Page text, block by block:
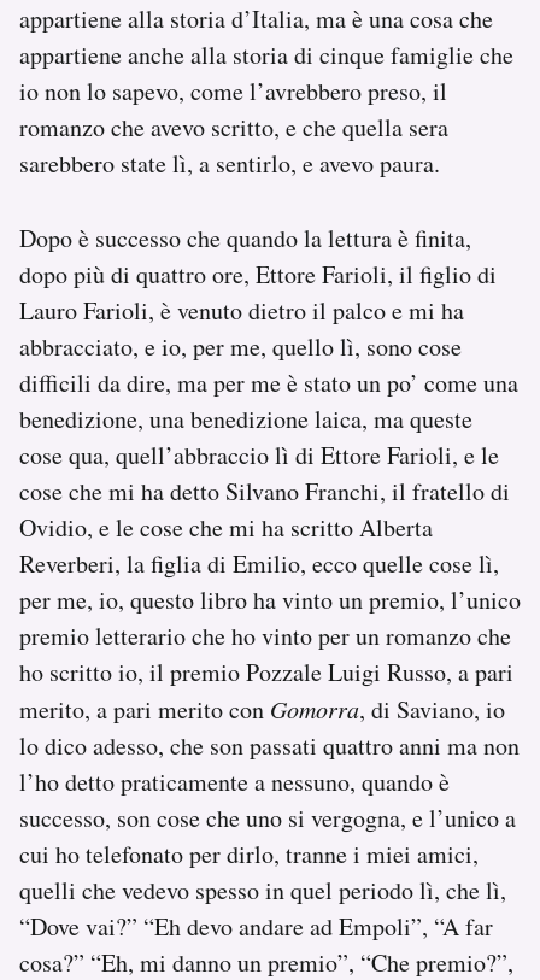
appartiene alla storia d’Italia, ma è una cosa che
appartiene anche alla storia di cinque famiglie che
io non lo sapevo, come l’avrebbero preso, il
romanzo che avevo scritto, e che quella sera
sarebbero state lì, a sentirlo, e avevo paura.
Dopo è successo che quando la lettura è finita,
dopo più di quattro ore, Ettore Farioli, il figlio di
Lauro Farioli, è venuto dietro il palco e mi ha
abbracciato, e io, per me, quello lì, sono cose
difficili da dire, ma per me è stato un po’ come una
benedizione, una benedizione laica, ma queste
cose qua, quell’abbraccio lì di Ettore Farioli, e le
cose che mi ha detto Silvano Franchi, il fratello di
Ovidio, e le cose che mi ha scritto Alberta
Reverberi, la figlia di Emilio, ecco quelle cose lì,
per me, io, questo libro ha vinto un premio, l’unico
premio letterario che ho vinto per un romanzo che
ho scritto io, il premio Pozzale Luigi Russo, a pari
merito, a pari merito con Gomorra, di Saviano, io
lo dico adesso, che son passati quattro anni ma non
l’ho detto praticamente a nessuno, quando è
successo, son cose che uno si vergogna, e l’unico a
cui ho telefonato per dirlo, tranne i miei amici,
quelli che vedevo spesso in quel periodo lì, che lì,
“Dove vai?” “Eh devo andare ad Empoli”, “A far
cosa?” “Eh, mi danno un premio”, “Che premio?”,